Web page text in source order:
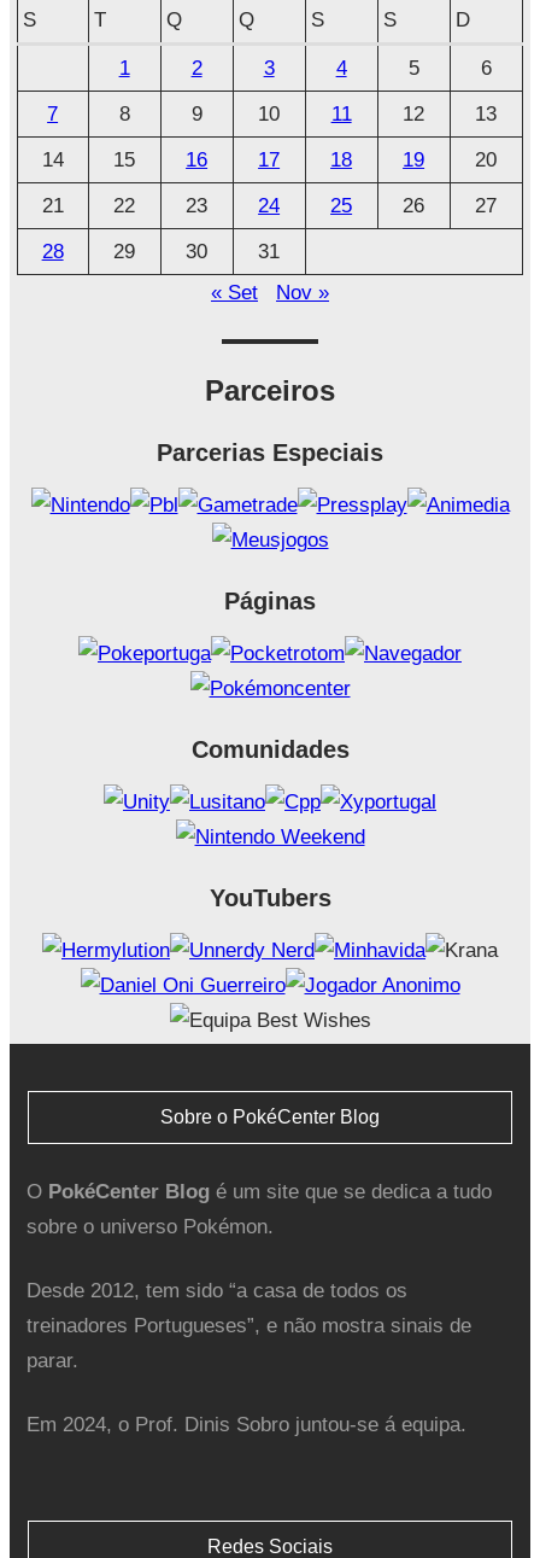
v
o
S
T Q Q S S D
1 2 3 4 5
6
7
8 9 10 11 12
13
14
15 16 17 18 19
20
21
22 23 24 25 26
27
28
29 30
31
« Set
Nov »
Parceiros
Parcerias Especiais
Páginas
Comunidades
YouTubers
Sobre o PokéCenter Blog
O PokéCenter Blogé um site que se dedica a tudo
sobre o universo Pokémon.
Desde 2012, tem sido “a casa de todos os
treinadores Portugueses”, e não mostra sinais de
parar.
Em 2024, o Prof. Dinis Sobro juntou-se á equipa.
Redes Sociais